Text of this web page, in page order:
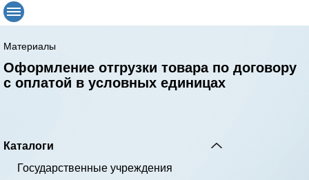
Материалы
Оформление отгрузки товара по договору
с оплатой в условных единицах
Каталоги
Государственные учреждения